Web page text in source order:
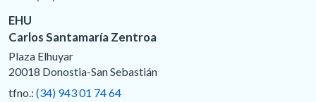
EHU
Carlos Santamaría Zentroa
Plaza Elhuyar
20018 Donostia-San Sebastián
tfno.: (34) 943 01 74 64